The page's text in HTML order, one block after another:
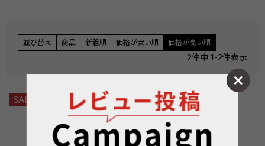
3Way キャリーオン機能
ショルダー
ハンガー付き 機内持ち込みサイズ
無料手荷物サイズ
並び替え 商品 新着順 価格が安い順 価格が高い順
2件中 1 -2件表示
SALE SALE